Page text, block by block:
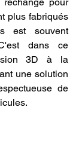
plus fabriqués
est souvent
dans ce
3D à la
une solution
de